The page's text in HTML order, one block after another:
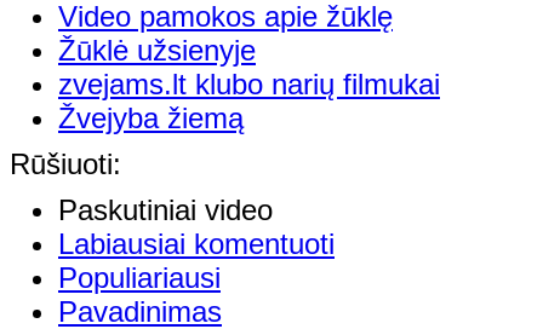
Video pamokos apie žūklę
Žūklė užsienyje
zvejams.lt klubo narių filmukai
Žvejyba žiemą
Rūšiuoti:
Paskutiniai video
Labiausiai komentuoti
Populiariausi
Pavadinimas